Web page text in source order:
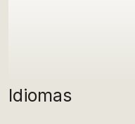
Idiomas